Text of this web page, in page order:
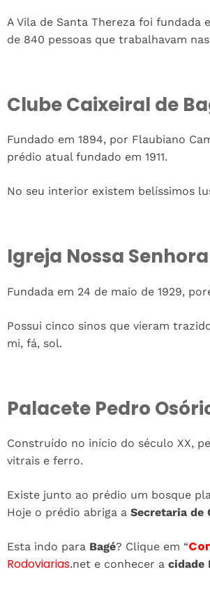
A Vila de Santa Thereza foi fundada
de 840 pessoas que trabalhavam
Clube Caixeiral de
Fundado em 1894, por Flaubiano
prédio atual fundado em 1911.
No seu interior existem belíssimos
Igreja Nossa
Fundada em 24 de maio de 1929,
Possui cinco sinos que vieram
mi, fá, sol.
Palacete Pedro
Construído no início do século XX,
vitrais e ferro.
Existe junto ao prédio um bosque
Hoje o prédio abriga a Secretaria de
Esta indo para Bagé? Clique em “
Rodoviarias.net e conhecer a cidade